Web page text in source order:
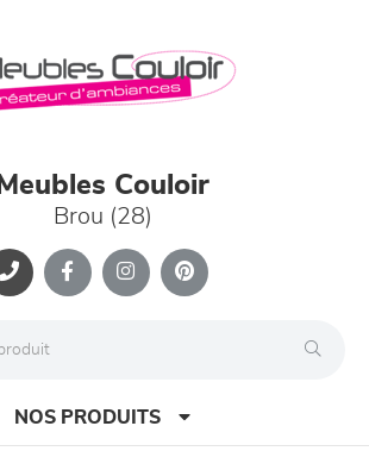
Meubles Couloir
Brou (28)
NOS PRODUITS